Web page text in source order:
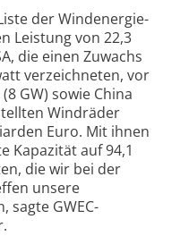
der Windenergie-
Leistung von 22,3
die einen Zuwachs
verzeichneten, vor
GW) sowie China
Windräder
Euro. Mit ihnen
Kapazität auf 94,1
die wir bei der
unsere
sagte GWEC-